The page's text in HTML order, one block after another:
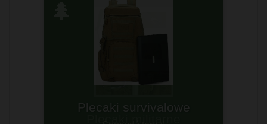
Plecaki survivalowe